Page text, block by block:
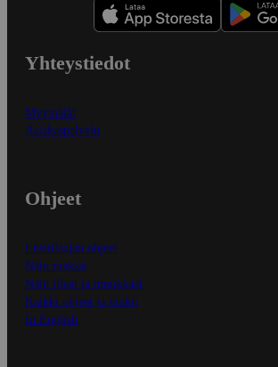
Yhteystiedot
Myymälät
Asiakaspalvelu
Ohjeet
Ensitilaajan ohjeet
Näin maksat
Näin tilaat ja muokkaat
Kaikki ohjeet ja vinkit
In English